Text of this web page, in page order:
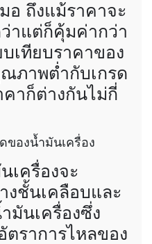
อ ถึงแม้ราคาจะ
าแต่ก็คุ้มค่ากว่า
เทียบราคาของ
ภาพต่ำกับเกรด
าก็ต่างกันไม่กี่
ของน้ำมันเครื่อง
เครื่องจะ
งชั้นเคลือบและ
มันเครื่องซึ่ง
ราการไหลของ